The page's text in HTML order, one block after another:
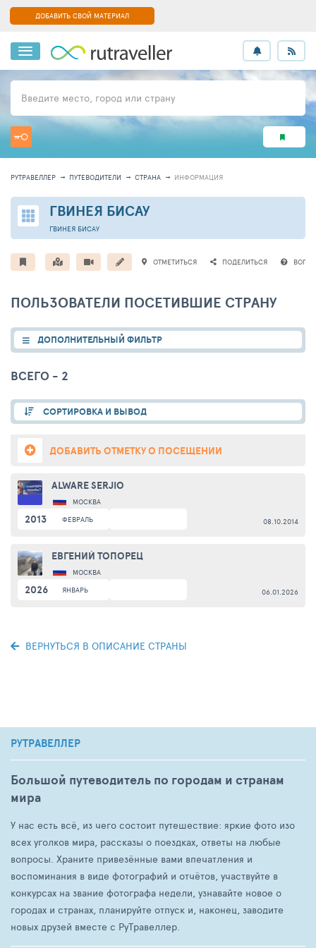
ДОБАВИТЬ СВОЙ МАТЕРИАЛ
Введите место, город или страну
РУТРАВЕЛЛЕР ПУТЕВОДИТЕЛИ СТРАНА ИНФОРМАЦИЯ
ГВИНЕЯ БИСАУ
ГВИНЕЯ БИСАУ
ОТМЕТИТЬСЯ ПОДЕЛИТЬСЯ
ПОЛЬЗОВАТЕЛИ ПОСЕТИВШИЕ СТРАНУ
ДОПОЛНИТЕЛЬНЫЙ ФИЛЬТР
ВСЕГО - 2
СОРТИРОВКА И ВЫВОД
ДОБАВИТЬ ОТМЕТКУ О ПОСЕЩЕНИИ
ALWARE SERJIO
МОСКВА
2013 ФЕВРАЛЬ 08.10.2014
ЕВГЕНИЙ ТОПОРЕЦ
МОСКВА
2026 ЯНВАРЬ 06.01.2026
ВЕРНУТЬСЯ В ОПИСАНИЕ СТРАНЫ
РУТРАВЕЛЛЕР
Большой путеводитель по городам и странам
мира
У нас есть всё, из чего состоит путешествие: яркие фото изо
всех уголков мира, рассказы о поездках, ответы на любые
вопросы. Храните привезённые вами впечатления и
воспоминания в виде фотографий и отчётов, участвуйте в
конкурсах на звание фотографа недели, узнавайте новое о
городах и странах, планируйте отпуск и, наконец, заводите
новых друзей вместе с РуТравеллер.